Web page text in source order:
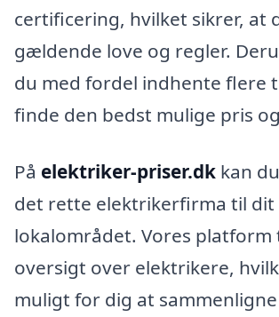
certificering, hvilket sikrer, at
gældende love og regler.
du med fordel indhente flere
finde den bedst mulige pris
På elektriker-priser.dk kan
det rette elektrikerfirma til dit
lokalområdet. Vores platform
oversigt over elektrikere,
muligt for dig at